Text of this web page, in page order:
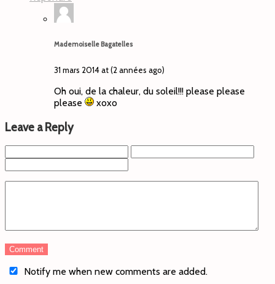
Mademoiselle Bagatelles
31 mars 2014 at (2 années ago)
Oh oui, de la chaleur, du soleil!!! please please
please
xoxo
Leave a Reply
Notify me when new comments are added.